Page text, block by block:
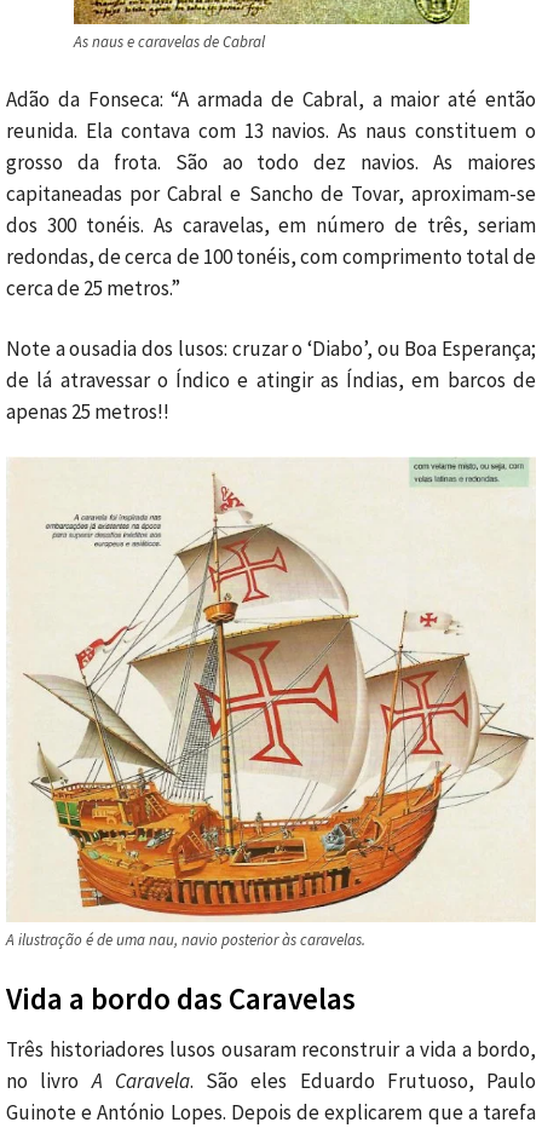
As naus e caravelas de Cabral
Adão da Fonseca: “A armada de Cabral, a maior até então
reunida. Ela contava com 13 navios. As naus constituem o
grosso da frota. São ao todo dez navios. As maiores
capitaneadas por Cabral e Sancho de Tovar, aproximam-se
dos 300 tonéis. As caravelas, em número de três, seriam
redondas, de cerca de 100 tonéis, com comprimento total de
cerca de 25 metros.”
Note a ousadia dos lusos: cruzar o ‘Diabo’, ou Boa Esperança;
de lá atravessar o Índico e atingir as Índias, em barcos de
apenas 25 metros!!
A ilustração é de uma nau, navio posterior às caravelas.
Vida a bordo das Caravelas
Três historiadores lusos ousaram reconstruir a vida a bordo,
no livroA Caravela. São eles Eduardo Frutuoso, Paulo
Guinote e António Lopes. Depois de explicarem que a tarefa